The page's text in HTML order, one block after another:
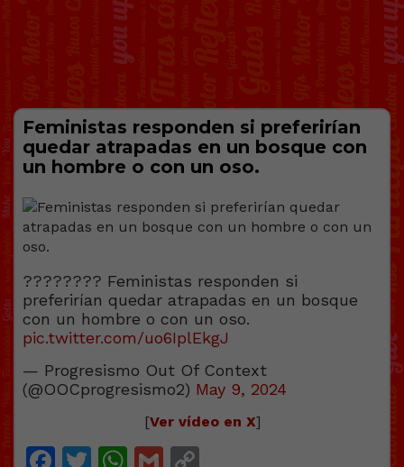
Feministas responden si preferirían
quedar atrapadas en un bosque con
un hombre o con un oso.
???????? Feministas responden si
preferirían quedar atrapadas en un bosque
con un hombre o con un oso.
pic.twitter.com/uo6IplEkgJ
— Progresismo Out Of Context
(@OOCprogresismo2) May 9, 2024
[Ver vídeo en X]